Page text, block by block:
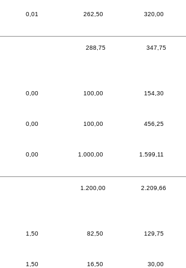
0,01 262,50 320,00
288,75 347,75
0,00 100,00 154,30
0,00 100,00 456,25
0,00 1.000,00 1.599,11
1.200,00 2.209,66
1,50 82,50 129,75
1,50 16,50 30,00